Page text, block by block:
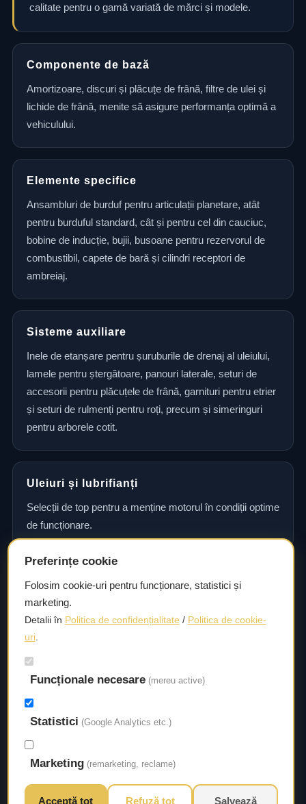
calitate pentru o gamă variată de mărci și modele.
Componente de bază
Amortizoare, discuri și plăcuțe de frână, filtre de ulei și
lichide de frână, menite să asigure performanța optimă a
vehiculului.
Elemente specifice
Ansambluri de burduf pentru articulații planetare, atât
pentru burduful standard, cât și pentru cel din cauciuc,
bobine de inducție, bujii, busoane pentru rezervorul de
combustibil, capete de bară și cilindri receptori de
ambreiaj.
Sisteme auxiliare
Inele de etanșare pentru șuruburile de drenaj al uleiului,
lamele pentru ștergătoare, panouri laterale, seturi de
accesorii pentru plăcuțele de frână, garnituri pentru etrier
și seturi de rulmenți pentru roți, precum și simeringuri
pentru arborele cotit.
Uleiuri și lubrifianți
Selecții de top pentru a menține motorul în condiții optime
de funcționare.
Consultanță și asistență tehnică
Consultanță și asistență tehnică pentru alegerea pieselor
potrivite și efectuarea reparațiilor sau întreținerii corecte.
Livrare rapidă
Asigurăm un timp de livrare scurt, astfel încât să aveți
acces la piesele necesare fără întârzieri.
© 2026 Autorival. Toate drepturile rezervate.
Preferințe cookie
Folosim cookie-uri pentru funcționare, statistici și
marketing.
Detalii în Politica de confidențialitate / Politica de cookie-
uri.
Funcționale necesare (mereu active)
Statistici (Google Analytics etc.)
Marketing (remarketing, reclame)
Acceptă tot Refuză tot Salvează